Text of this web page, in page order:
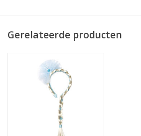
Gerelateerde producten